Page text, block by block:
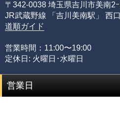
質を網羅する必要があるからで
限られた品質の知識のみでは、
が出来ません。
る加工工場に足を運び、積み重
らこそ可能にできた、当店のみ
す。
〒342-0038 埼玉県吉川市美南2
JR武蔵野線 「吉川美南駅」 西
道順ガイド
営業時間：11:00〜19:00
定休日: 火曜日･水曜日
営業日